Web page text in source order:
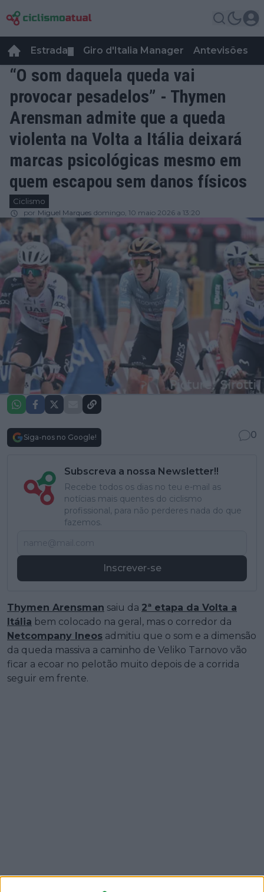
Estrada Giro d'Italia Manager Antevisões
“O som daquela queda vai
provocar pesadelos” - Thymen
Arensman admite que a queda
violenta na Volta a Itália deixará
marcas psicológicas mesmo em
quem escapou sem danos físicos
Ciclismo
por Miguel Marques domingo, 10 maio 2026 a 13:20
Siga-nos no Google! 0
Subscreva a nossa Newsletter!!
Recebe todos os dias no teu e-mail as
notícias mais quentes do ciclismo
profissional, para não perderes nada do que
fazemos.
Inscrever-se
Thymen Arensman saiu da 2ª etapa da Volta a
Itália bem colocado na geral, mas o corredor da
Netcompany Ineos admitiu que o som e a dimensão
da queda massiva a caminho de Veliko Tarnovo vão
ficar a ecoar no pelotão muito depois de a corrida
seguir em frente.